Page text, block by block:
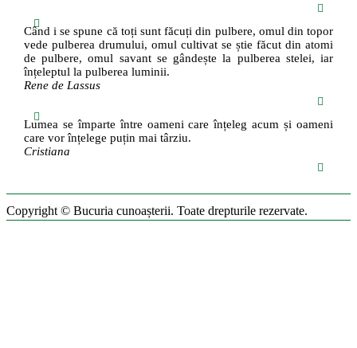
Când i se spune că toți sunt făcuți din pulbere, omul din topor
vede pulberea drumului, omul cultivat se știe făcut din atomi
de pulbere, omul savant se gândește la pulberea stelei, iar
înțeleptul la pulberea luminii.
Rene de Lassus
Lumea se împarte între oameni care înțeleg acum și oameni
care vor înțelege puțin mai târziu.
Cristiana
Copyright © Bucuria cunoașterii. Toate drepturile rezervate.